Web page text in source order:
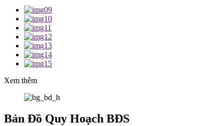
Xem thêm
Bản Đồ Quy Hoạch BĐS